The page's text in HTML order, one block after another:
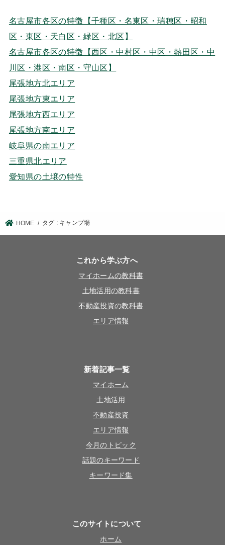
名古屋市各区の特徴【千種区・名東区・瑞穂区・昭和
区・東区・天白区・緑区・北区】
名古屋市各区の特徴【西区・中村区・中区・熱田区・中
川区・港区・南区・守山区】
尾張地方北エリア
尾張地方東エリア
尾張地方西エリア
尾張地方南エリア
岐阜県の南エリア
三重県北エリア
愛知県の土壌の特性
HOME タグ : キャンプ場
これから学ぶ方へ
マイホームの教科書
土地活用の教科書
不動産投資の教科書
エリア情報
新着記事一覧
マイホーム
土地活用
不動産投資
エリア情報
今月のトピック
話題のキーワード
キーワード集
このサイトについて
ホーム